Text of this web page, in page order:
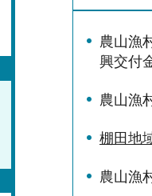
農山漁
興交付
農山漁
棚田地
農山漁